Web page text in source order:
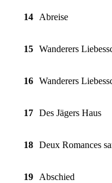
14 Abreise
15 Wanderers
16 Wanderers
17 Des Jägers Haus
18 Deux Romances
19 Abschied